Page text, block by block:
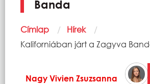
Banda
Morzsa
Címlap
Hírek
Current:
Kaliforniában járt a Zagyva
Nagy Vivien Zsuzsanna